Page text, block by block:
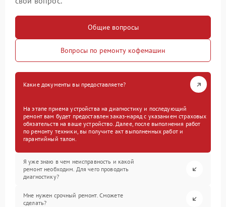
Общие вопросы
Вопросы по ремонту кофемашин
Какие документы вы предоставляете?
На этапе приема устройства на диагностику и последующий
ремонт вам будет предоставлен заказ-наряд с указанием страховых
обязательств на ваше устройство. Далее, после выполнения работ
по ремонту техники, вы получите акт выполненных работ и
гарантийный талон.
Я уже знаю в чем неисправность и какой
ремонт необходим. Для чего проводить
диагностику?
Мне нужен срочный ремонт. Сможете
сделать?